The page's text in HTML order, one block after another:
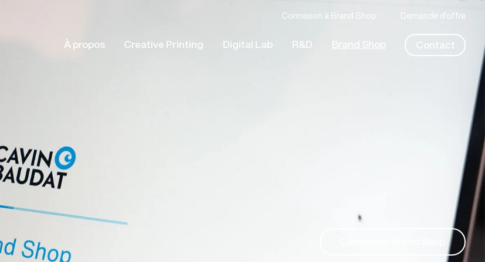
Connexion à Brand Shop Demande d’offre
À propos Creative Printing Digital Lab R&D Brand Shop Contact